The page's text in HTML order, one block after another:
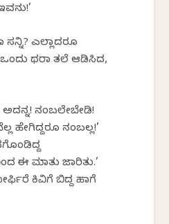
ಎಲ್ಲಾದರೂ
ಥರಾ ತಲೆ ಆಡಿಸಿದ,
ಅದನ್ನ! ನಂಬಲೇಬೇಡಿ!
ಹೇಗಿದ್ದರೂ ನಂಬಲ್ಲ!’
ಈ ಮಾತು ಜಾರಿತು.’
ಕಿವಿಗೆ ಬಿದ್ದ ಹಾಗೆ